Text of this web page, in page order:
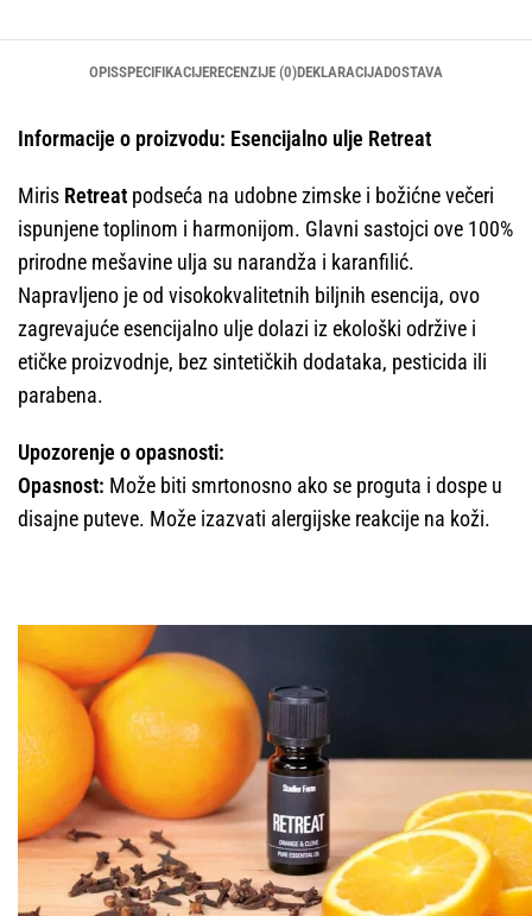
OPISSPECIFIKACIJERECENZIJE (0)DEKLARACIJADOSTAVA
Informacije o proizvodu: Esencijalno ulje Retreat
Miris Retreat podseća na udobne zimske i božićne večeri
ispunjene toplinom i harmonijom. Glavni sastojci ove 100%
prirodne mešavine ulja su narandža i karanfilić.
Napravljeno je od visokokvalitetnih biljnih esencija, ovo
zagrevajuće esencijalno ulje dolazi iz ekološki održive i
etičke proizvodnje, bez sintetičkih dodataka, pesticida ili
parabena.
Upozorenje o opasnosti:
Opasnost: Može biti smrtonosno ako se proguta i dospe u
disajne puteve. Može izazvati alergijske reakcije na koži.